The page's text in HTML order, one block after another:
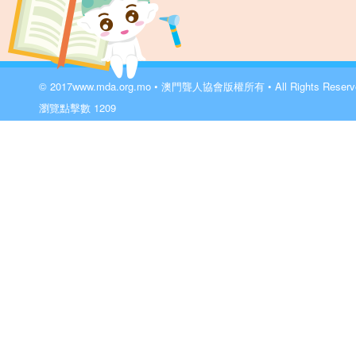
© 2017www.mda.org.mo • 澳門聾人協會版權所有 • All Rights
瀏覽點擊數 1209